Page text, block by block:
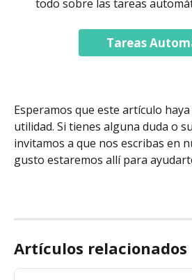
todo sobre las tareas
Tareas
Esperamos que este artículo
utilidad. Si tienes alguna duda o
invitamos a que nos escribas en
gusto estaremos allí para
Artículos relacionados